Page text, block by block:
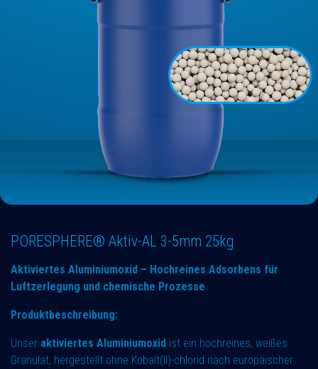
PORESPHERE® Aktiv-AL 3-5mm 25kg
Aktiviertes Aluminiumoxid – Hochreines Adsorbens für
Luftzerlegung und chemische Prozesse
Produktbeschreibung:
Unser aktiviertes Aluminiumoxid ist ein hochreines, weißes
Granulat, hergestellt ohne Kobalt(II)-chlorid nach europäischer